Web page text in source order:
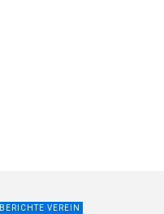
BERICHTE VEREIN